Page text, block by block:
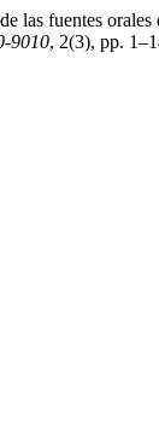
fuentes
9010, 2(3), pp.